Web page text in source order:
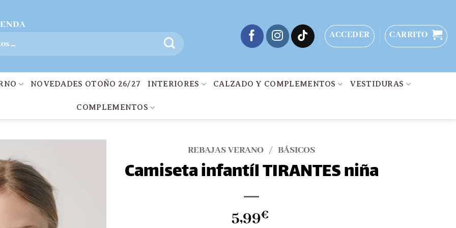
ACCEDER CARRITO
NOVEDADES OTOÑO 26/27 INTERIORES CALZADO Y COMPLEMENTOS VESTIDURAS
COMPLEMENTOS
REBAJAS VERANO / BÁSICOS
Camiseta infantíl TIRANTES niña
5,99€